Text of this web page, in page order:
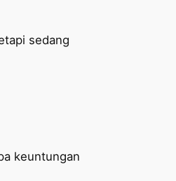
sedang
keuntungan